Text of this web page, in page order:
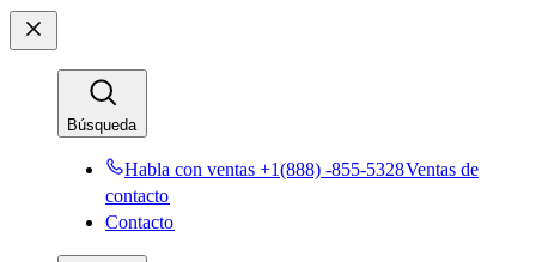
Búsqueda​​
Habla con ventas +1(888) -855-5328​​Ventas de
contacto​​
Contacto​​